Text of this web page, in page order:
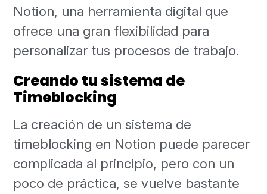
Notion, una herramienta digital que
ofrece una gran flexibilidad para
personalizar tus procesos de trabajo.
Creando tu sistema de
Timeblocking
La creación de un sistema de
timeblocking en Notion puede parecer
complicada al principio, pero con un
poco de práctica, se vuelve bastante